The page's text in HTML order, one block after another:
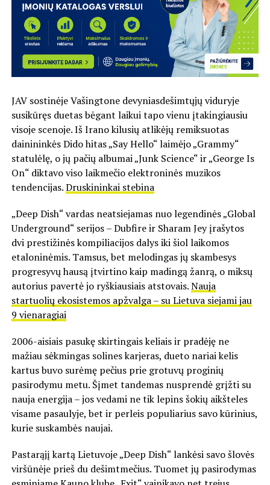
JAV sostinėje Vašingtone devyniasdešimtųjų viduryje
susikūręs duetas bėgant laikui tapo vienu įtakingiausiu
visoje scenoje. Iš Irano kilusių atlikėjų remiksuotas
dainininkės Dido hitas „Say Hello“ laimėjo „Grammy“
statulėlę, o jų pačių albumai „Junk Science“ ir „George Is
On“ diktavo viso laikmečio elektroninės muzikos
tendencijas.Druskininkai stebina
„Deep Dish“ vardas neatsiejamas nuo legendinės „Global
Underground“ serijos – Dubfire ir Sharam Jey įrašytos
dvi prestižinės kompiliacijos dalys iki šiol laikomos
etaloninėmis. Tamsus, bet melodingas jų skambesys
progresyvų hausą įtvirtino kaip madingą žanrą, o miksų
autorius pavertė jo ryškiausiais atstovais.Nauja
startuolių ekosistemos apžvalga – su Lietuva siejami jau
9 vienaragiai
2006-aisiais pasukę skirtingais keliais ir pradėję ne
mažiau sėkmingas solines karjeras, dueto nariai kelis
kartus buvo surėmę pečius prie grotuvų proginių
pasirodymu metu. Šįmet tandemas nusprendė grįžti su
nauja energija – jos vedami ne tik lepins šokių aikšteles
visame pasaulyje, bet ir perleis populiarius savo kūrinius,
kurie suskambės naujai.
Pastarąjį kartą Lietuvoje „Deep Dish“ lankėsi savo šlovės
viršūnėje prieš du dešimtmečius. Tuomet jų pasirodymas